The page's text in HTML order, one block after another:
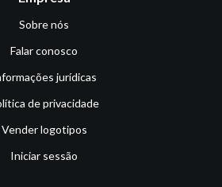
Sobre nós
Falar conosco
jurídicas
de privacidade
Vender logotipos
Iniciar sessão